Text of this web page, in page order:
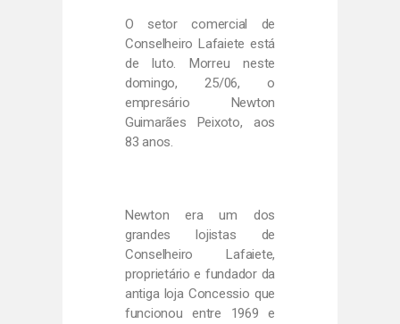
O setor comercial de
Conselheiro Lafaiete está
de luto. Morreu neste
domingo, 25/06, o
empresário Newton
Guimarães Peixoto, aos
83 anos.
Newton era um dos
grandes lojistas de
Conselheiro Lafaiete,
proprietário e fundador da
antiga loja Concessio que
funcionou entre 1969 e